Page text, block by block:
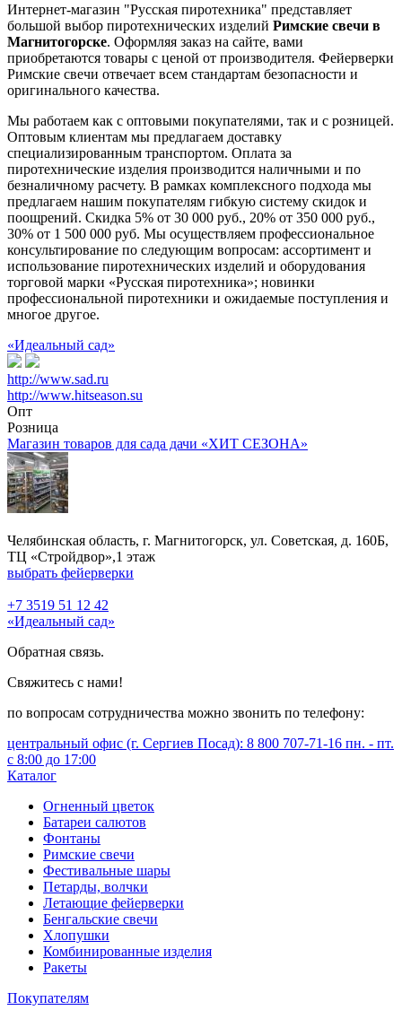
Интернет-магазин "Русская пиротехника" представляет
большой выбор пиротехнических изделий Римские свечи в
Магнитогорске. Оформляя заказ на сайте, вами
приобретаются товары с ценой от производителя. Фейерверки
Римские свечи отвечает всем стандартам безопасности и
оригинального качества.
Мы работаем как с оптовыми покупателями, так и с розницей.
Оптовым клиентам мы предлагаем доставку
специализированным транспортом. Оплата за
пиротехнические изделия производится наличными и по
безналичному расчету. В рамках комплексного подхода мы
предлагаем нашим покупателям гибкую систему скидок и
поощрений. Скидка 5% от 30 000 руб., 20% от 350 000 руб.,
30% от 1 500 000 руб. Мы осуществляем профессиональное
консультирование по следующим вопросам: ассортимент и
использование пиротехнических изделий и оборудования
торговой марки «Русская пиротехника»; новинки
профессиональной пиротехники и ожидаемые поступления и
многое другое.
«Идеальный сад»
http://www.sad.ru
http://www.hitseason.su
Опт
Розница
Магазин товаров для сада дачи «ХИТ СЕЗОНА»
Челябинская область, г. Магнитогорск, ул. Советская, д. 160Б,
ТЦ «Стройдвор»,1 этаж
выбрать фейерверки
+7 3519 51 12 42
«Идеальный сад»
Обратная связь.
Свяжитесь с нами!
по вопросам сотрудничества можно звонить по телефону:
центральный офис (г. Сергиев Посад): 8 800 707-71-16 пн. - пт.
с 8:00 до 17:00
Каталог
Огненный цветок
Батареи салютов
Фонтаны
Римские свечи
Фестивальные шары
Петарды, волчки
Летающие фейерверки
Бенгальские свечи
Хлопушки
Комбинированные изделия
Ракеты
Покупателям